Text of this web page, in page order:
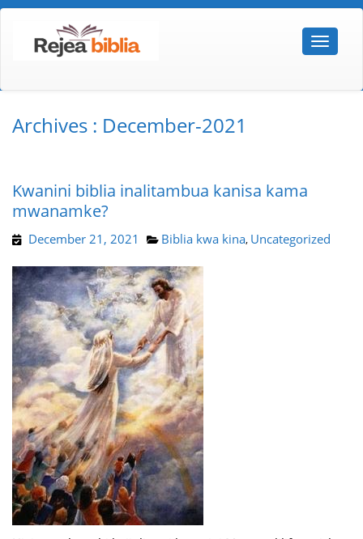
Archives : December-2021
Kwanini biblia inalitambua kanisa kama
mwanamke?
December 21, 2021 Biblia kwa kina, Uncategorized